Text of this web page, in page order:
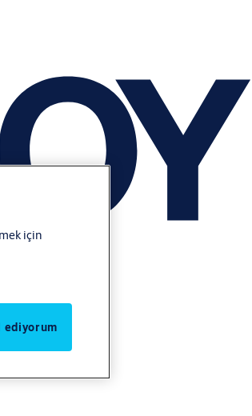
için
ediyorum